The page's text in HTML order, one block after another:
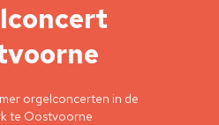
orgelconcerten in de
te Oostvoorne